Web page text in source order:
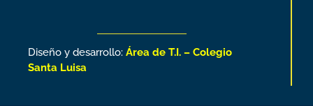
Diseño y desarrollo: Área de T.I. – Colegio
Santa Luisa